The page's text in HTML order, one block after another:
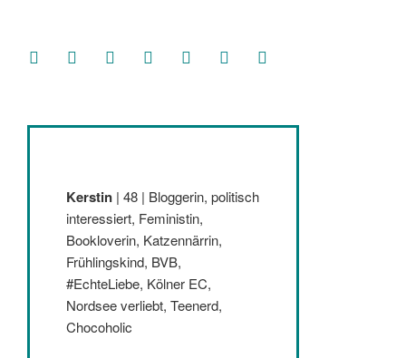
facebooksoundcloud
twitter mastodoninstagramthreads goodreads
Kerstin | 48 | Bloggerin, politisch
interessiert, Feministin,
Bookloverin, Katzennärrin,
Frühlingskind, BVB,
#EchteLiebe, Kölner EC,
Nordsee verliebt, Teenerd,
Chocoholic